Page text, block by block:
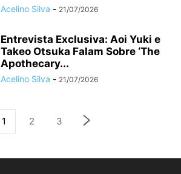
Acelino Silva - 21/07/2026
Entrevista Exclusiva: Aoi Yuki e
Takeo Otsuka Falam Sobre ‘The
Apothecary...
Acelino Silva - 21/07/2026
1 2 3